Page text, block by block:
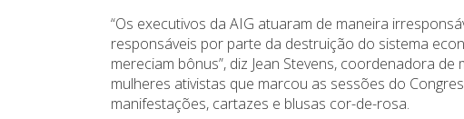
“Os executivos da AIG atuaram de maneira
responsáveis por parte da destruição do sistema
mereciam bônus”, diz Jean Stevens, coordenadora
mulheres ativistas que marcou as sessões do
manifestações, cartazes e blusas cor-de-rosa.